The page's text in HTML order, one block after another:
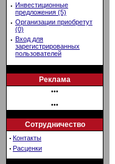
· Инвестиционные
предложения (5)
· Организации приобретут
(0)
· Вход для
зарегистрированных
пользователей
Реклама
•••
•••
Сотрудничество
· Контакты
· Расценки